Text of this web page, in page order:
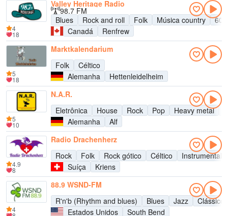
Valley Heritage Radio
98.7 FM
Blues
Rock and roll Folk Música country
60s
Canadá
Renfrew
4
18
Marktkalendarium
Folk
Céltico
Alemanha
Hettenleidelheim
5
18
N.A.R.
Eletrônica
House Rock Pop Heavy metal
Alemanha
Alf
5
10
Radio Drachenherz
Rock
Folk Rock gótico Céltico
Instrumental
Suíça
Kriens
4.9
8
88.9 WSND-FM
R'n'b (Rhythm and blues)
Blues Jazz
Clássico
Estados Unidos
South Bend
4